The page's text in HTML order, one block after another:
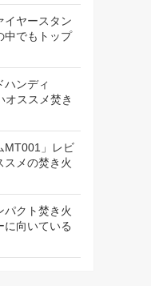
イヤースタン
中でもトップ
ハンディ
オススメ焚き
MT001」レビ
スメの焚き火
パクト焚き火
に向いている